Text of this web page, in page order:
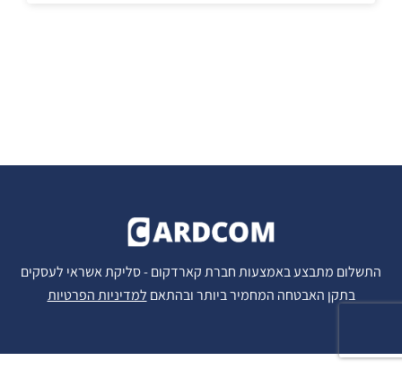
התשלום מתבצע באמצעות חברת קארדקום - סליקת אשראי לעסקים
בתקן האבטחה המחמיר ביותר ובהתאם למדיניות הפרטיות